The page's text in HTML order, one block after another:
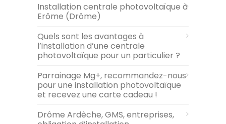
Installation centrale photovoltaïque à
Erôme (Drôme)
Quels sont les avantages à
l’installation d’une centrale
photovoltaïque pour un particulier ?
Parrainage Mg+, recommandez-nous
pour une installation photovoltaïque
et recevez une carte cadeau !
Drôme Ardèche, GMS, entreprises,